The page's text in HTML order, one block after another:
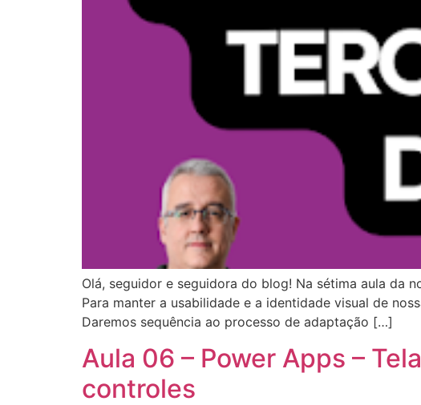
Olá, seguidor e seguidora do blog! Na sétima aula da
Para manter a usabilidade e a identidade visual de
Daremos sequência ao processo de adaptação […]
Aula 06 – Power Apps –
controles